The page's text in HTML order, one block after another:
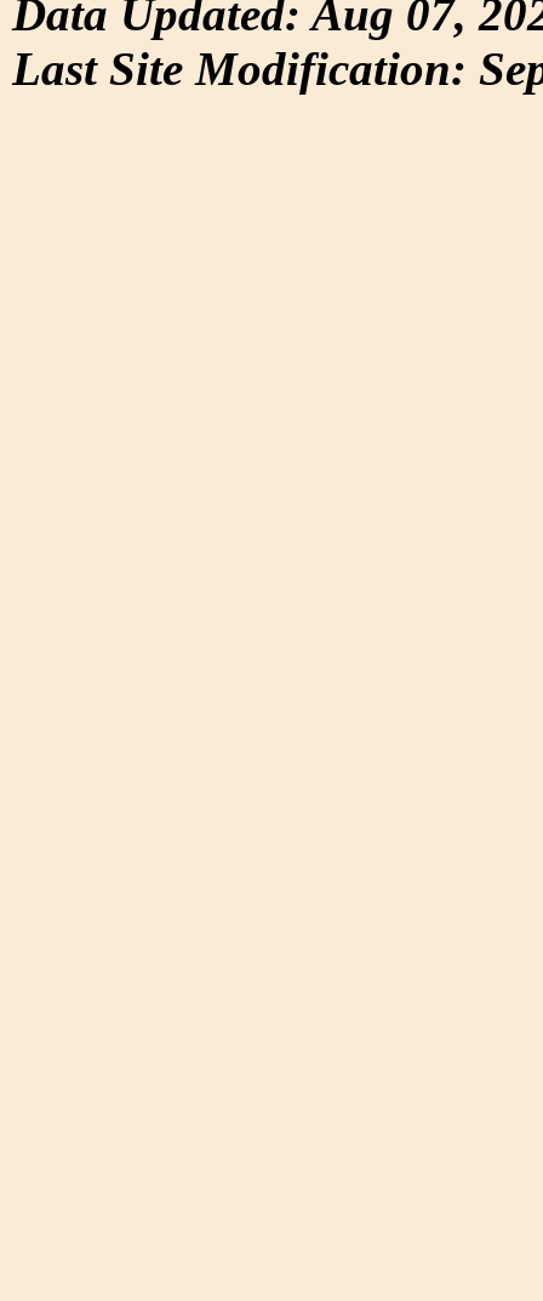
Data Updated: Aug 07,
Last Site Modification: